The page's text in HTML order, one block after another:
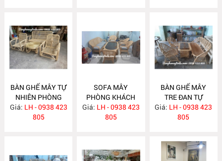
BÀN GHẾ MÂY TỰ
NHIÊN PHÒNG
KHÁCH MA834
Giá: LH - 0938 423
805
SOFA MÂY
PHÒNG KHÁCH
HIỆN ĐẠI MA833
Giá: LH - 0938 423
805
BÀN GHẾ MÂY
TRE ĐAN TỰ
NHIÊN MA832
Giá: LH - 0938 423
805